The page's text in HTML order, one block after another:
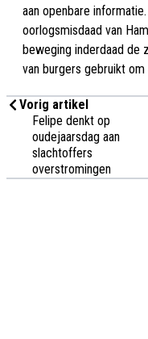
aan openbare
oorlogsmisdaad van
beweging inderdaad de
van burgers gebruikt
Vorig artikel
Felipe denkt op
oudejaarsdag aan
slachtoffers
overstromingen